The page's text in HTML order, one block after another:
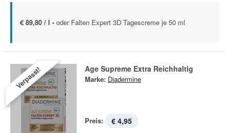
€ 89,80 / l - oder Falten Expert 3D Tagescreme je 50 ml
Verpasst! Age Supreme Extra Reichhaltig
Marke: Diadermine
Preis: € 4,95